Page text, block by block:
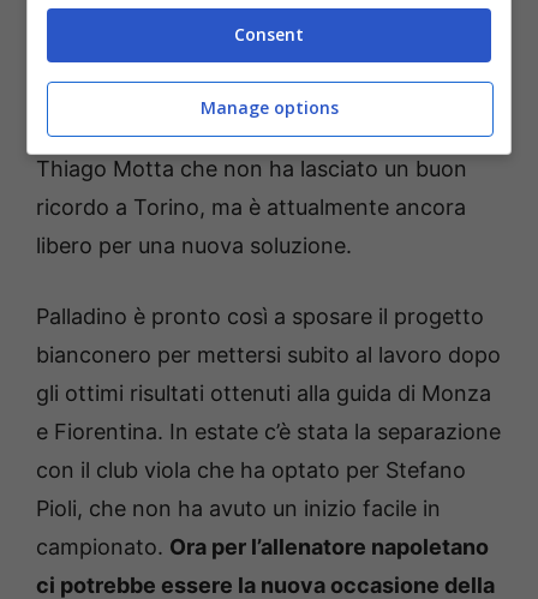
cena con Modesto per trovare un nuovo
accordo:
Tudor è pronto ad essere sollevato
dall’incarico dopo la sconfitta contro il
Como. Nessuna chance per il ritorno di
Thiago Motta che non ha lasciato un buon
ricordo a Torino, ma è attualmente ancora
libero per una nuova soluzione.
Palladino è pronto così a sposare il progetto
bianconero per mettersi subito al lavoro dopo
gli ottimi risultati ottenuti alla guida di Monza
e Fiorentina. In estate c’è stata la separazione
con il club viola che ha optato per Stefano
Pioli, che non ha avuto un inizio facile in
campionato. Ora per l’allenatore napoletano
ci potrebbe essere la nuova occasione della
Consent
Manage options